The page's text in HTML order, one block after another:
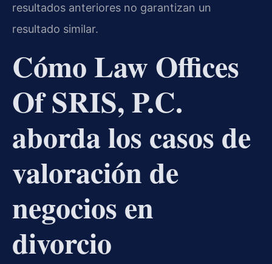
resultados anteriores no garantizan un
resultado similar.
Cómo Law Offices
Of SRIS, P.C.
aborda los casos de
valoración de
negocios en
divorcio